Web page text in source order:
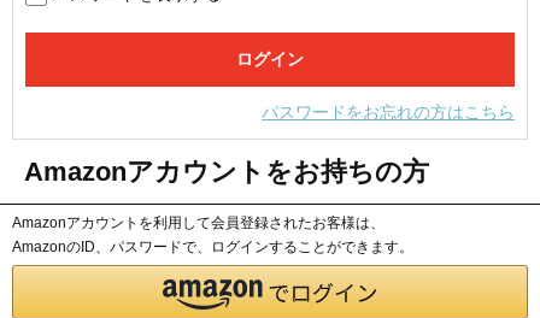
パスワードをお忘れの方はこちら
Amazonアカウントをお持ちの方
Amazonアカウントを利用して会員登録されたお客様は、
AmazonのID、パスワードで、ログインすることができます。